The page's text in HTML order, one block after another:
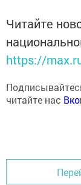
Читайте
https://
читайте нас